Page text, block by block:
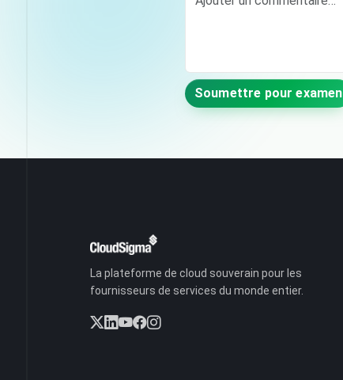
Soumettre pour examen
La plateforme de cloud souverain pour les
fournisseurs de services du monde entier.